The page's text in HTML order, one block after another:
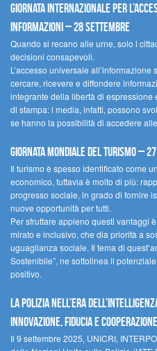
Giornata internazionale per
informazioni – 28 settembre
Quando si recano alle urne, solo i
decisioni consapevoli.
L’accesso universale
cercare, ricevere e diffondere
integrante della libertà di espressione
di stampa: i media, infatti, possono
se hanno la possibilità di accedere
Giornata mondiale del turismo –
Il turismo è spesso identificato come
economico, tuttavia è molto di più:
progresso sociale, in grado di fornire
nuove opportunità per tutti.
Per sfruttare appieno questi vantaggi
mirato e inclusivo, che dia priorità a
uguaglianza sociale. Il tema di
Sostenibile”, ne sottolinea il
positivo.
La polizia nell’era
innovazione, fiducia e cooperazione
Il 9 settembre 2025, UNICRI,